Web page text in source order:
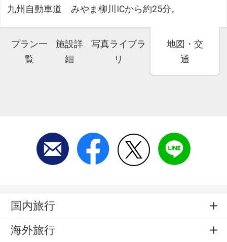
九州自動車道 みやま柳川ICから約25分。
プラン一
覧
施設詳
細
写真ライブラ
リ
地図・交
通
国内旅行
海外旅行